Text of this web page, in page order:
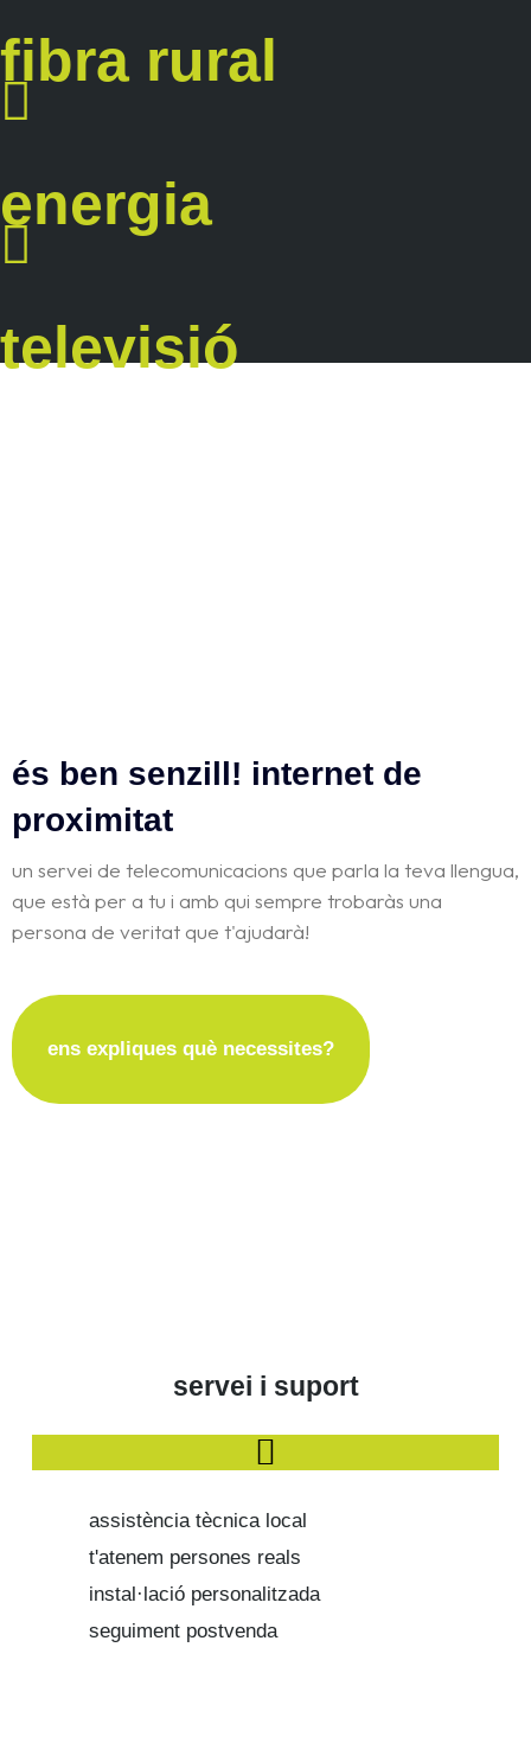
fibra rural
energia
televisió
és ben senzill! internet de
proximitat
un servei de telecomunicacions que parla la teva llengua,
que està per a tu i amb qui sempre trobaràs una
persona de veritat que t'ajudarà!
ens expliques què necessites?
servei i suport
assistència tècnica local
t'atenem persones reals
instal·lació personalitzada
seguiment postvenda